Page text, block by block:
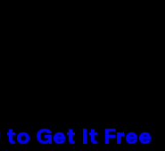
to Get It Free